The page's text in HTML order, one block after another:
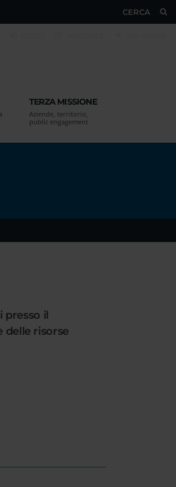
CERCA
TERZA MISSIONE
Aziende, territorio,
public engagement
presso il
delle risorse